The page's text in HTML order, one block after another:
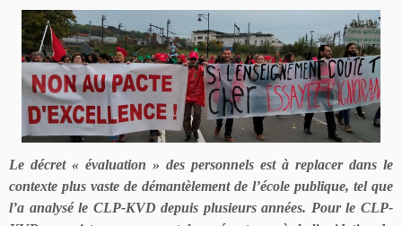
Le décret « évaluation » des personnels est à replacer dans le
contexte plus vaste de démantèlement de l’école publique, tel que
l’a analysé le CLP-KVD depuis plusieurs années. Pour le CLP-